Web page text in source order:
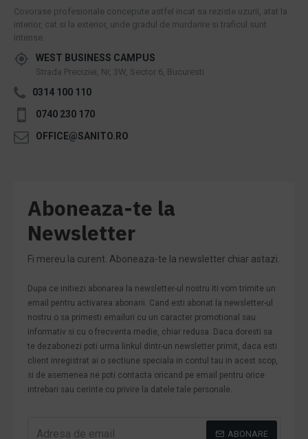
Covorase profesionale concepute astfel incat sa reziste uzurii, atat la
interior, cat si la exterior, unde gradul de murdarire si traficul sunt
intense.
WEST BUSINESS CAMPUS
Strada Preciziei, Nr, 3W, Sector 6, Bucuresti
0314 100 110
0740 230 170
OFFICE@SANITO.RO
Aboneaza-te la
Newsletter
Fi mereu la curent. Aboneaza-te la newsletter chiar astazi.
Dupa ce initiezi abonarea la newsletter-ul nostru iti vom trimite un
email pentru activarea abonarii. Cand esti abonat la newsletter-ul
nostru o sa primesti emailuri cu un caracter promotional sau
informativ si cu o frecventa medie, chiar redusa. Daca doresti sa
te dezabonezi poti urma linkul dintr-un newsletter primit, daca esti
client inregistrat ai o sectiune speciala in contul tau in acest scop,
si de asemenea ne poti contacta oricand pe email pentru orice
intrebari sau cerinte cu privire la datele tale personale.
ABONARE